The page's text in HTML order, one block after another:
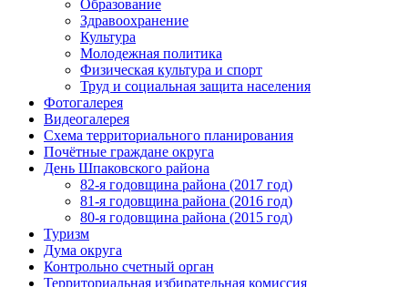
Образование
Здравоохранение
Культура
Молодежная политика
Физическая культура и спорт
Труд и социальная защита населения
Фотогалерея
Видеогалерея
Схема территориального планирования
Почётные граждане округа
День Шпаковского района
82-я годовщина района (2017 год)
81-я годовщина района (2016 год)
80-я годовщина района (2015 год)
Туризм
Дума округа
Контрольно счетный орган
Территориальная избирательная комиссия